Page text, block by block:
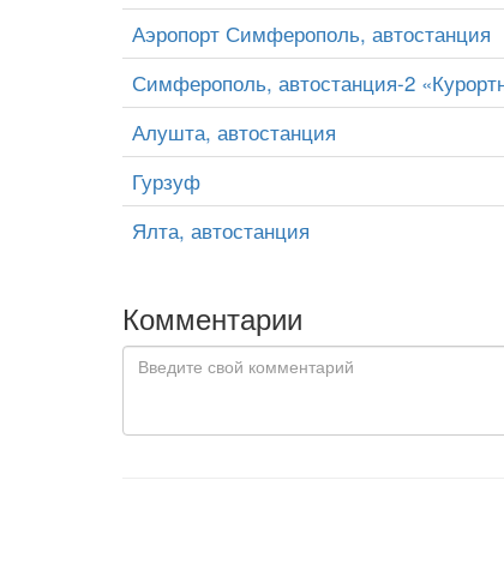
Аэропорт Симферополь, автостанция
Симферополь, автостанция-2
Алушта, автостанция
Гурзуф
Ялта, автостанция
Комментарии